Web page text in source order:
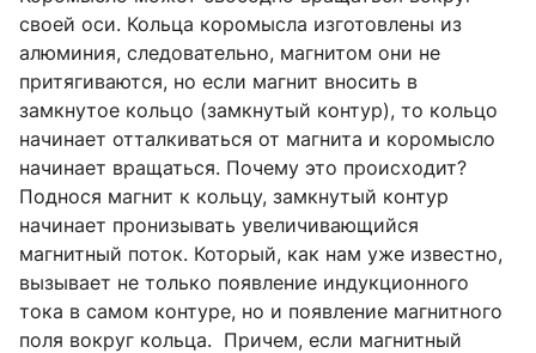
своей оси. Кольца коромысла изготовлены из
алюминия, следовательно, магнитом они не
притягиваются, но если магнит вносить в
замкнутое кольцо (замкнутый контур), то кольцо
начинает отталкиваться от магнита и коромысло
начинает вращаться. Почему это происходит?
Поднося магнит к кольцу, замкнутый контур
начинает пронизывать увеличивающийся
магнитный поток. Который, как нам уже известно,
вызывает не только появление индукционного
тока в самом контуре, но и появление магнитного
поля вокруг кольца. Причем, если магнитный